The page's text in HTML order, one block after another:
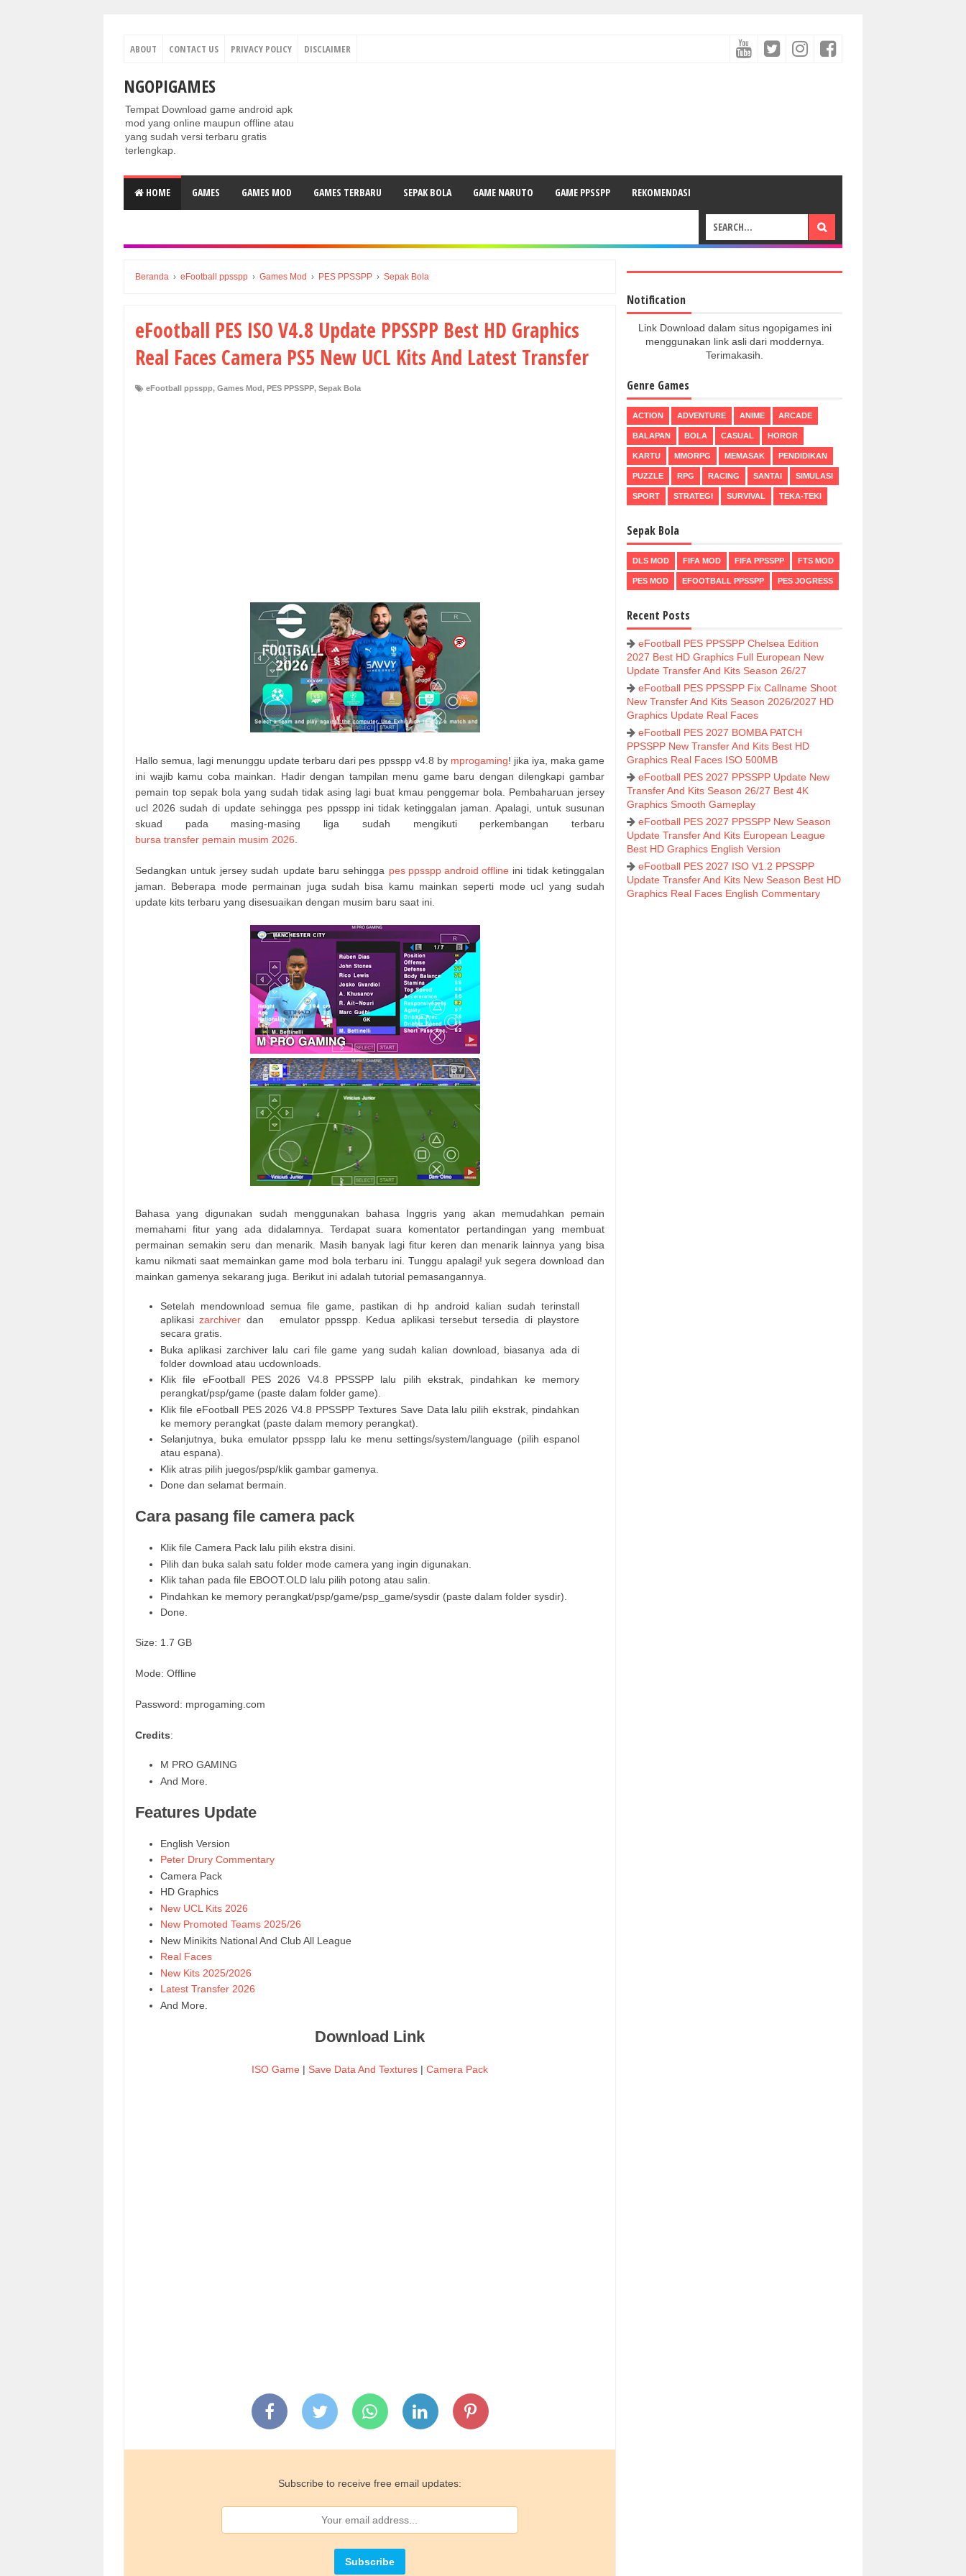
ABOUT CONTACT US PRIVACY POLICY DISCLAIMER
NGOPIGAMES
Tempat Download game android apk
mod yang online maupun offline atau
yang sudah versi terbaru gratis
terlengkap.
HOME GAMES GAMES MOD GAMES TERBARU SEPAK BOLA GAME NARUTO GAME PPSSPP REKOMENDASI
Beranda › eFootball ppsspp › Games Mod › PES PPSSPP › Sepak Bola
eFootball PES ISO V4.8 Update PPSSPP Best HD Graphics
Real Faces Camera PS5 New UCL Kits And Latest Transfer
eFootball ppsspp, Games Mod, PES PPSSPP, Sepak Bola
Hallo semua, lagi menunggu update terbaru dari pes ppsspp v4.8 by mprogaming! jika iya, maka game
ini wajib kamu coba mainkan. Hadir dengan tampilan menu game baru dengan dilengkapi gambar
pemain top sepak bola yang sudah tidak asing lagi buat kmau penggemar bola. Pembaharuan jersey
ucl 2026 sudah di update sehingga pes ppsspp ini tidak ketinggalan jaman. Apalagi, untuk susunan
skuad pada masing-masing liga sudah mengikuti perkembangan terbaru
bursa transfer pemain musim 2026
Sedangkan untuk jersey sudah update baru sehingga pes ppsspp android offlineini tidak ketinggalan
jaman. Beberapa mode permainan juga sudah bisa kamu mainkan seperti mode ucl yang sudah
update kits terbaru yang disesuaikan dengan musim baru saat ini.
Bahasa yang digunakan sudah menggunakan bahasa Inggris yang akan memudahkan pemain
memahami fitur yang ada didalamnya. Terdapat suara komentator pertandingan yang membuat
permainan semakin seru dan menarik. Masih banyak lagi fitur keren dan menarik lainnya yang bisa
kamu nikmati saat memainkan game mod bola terbaru ini. Tunggu apalagi! yuk segera download dan
mainkan gamenya sekarang juga. Berikut ini adalah tutorial pemasangannya.
Setelah mendownload semua file game, pastikan di hp android kalian sudah terinstall
aplikasizarchiver dan emulator ppsspp. Kedua aplikasi tersebut tersedia di playstore
secara gratis.
Buka aplikasi zarchiver lalu cari file game yang sudah kalian download, biasanya ada di
folder download atau ucdownloads.
Klik file eFootball PES 2026 V4.8 PPSSPP lalu pilih ekstrak, pindahkan ke memory
perangkat/psp/game (paste dalam folder game).
Klik file eFootball PES 2026 V4.8 PPSSPP Textures Save Data lalu pilih ekstrak, pindahkan
ke memory perangkat (paste dalam memory perangkat).
Selanjutnya, buka emulator ppsspp lalu ke menu settings/system/language (pilih espanol
atau espana).
Klik atras pilih juegos/psp/klik gambar gamenya.
Done dan selamat bermain.
Cara pasang file camera pack
Klik file Camera Pack lalu pilih ekstra disini.
Pilih dan buka salah satu folder mode camera yang ingin digunakan.
Klik tahan pada file EBOOT.OLD lalu pilih potong atau salin.
Pindahkan ke memory perangkat/psp/game/psp_game/sysdir (paste dalam folder sysdir).
Done.
Size: 1.7 GB
Mode: Offline
Password: mprogaming.com
Credits:
M PRO GAMING
And More.
Features Update
English Version
Peter Drury Commentary
Camera Pack
HD Graphics
New UCL Kits 2026
New Promoted Teams 2025/26
New Minikits National And Club All League
Real Faces
New Kits 2025/2026
Latest Transfer 2026
And More.
Download Link
ISO Game | Save Data And Textures | Camera Pack
Subscribe to receive free email updates:
Notification
Link Download dalam situs ngopigames ini
menggunakan link asli dari moddernya.
Terimakasih.
Genre Games
ACTION ADVENTURE ANIME ARCADE
BALAPAN BOLA CASUAL HOROR
KARTU MMORPG MEMASAK PENDIDIKAN
PUZZLE RPG RACING SANTAI SIMULASI
SPORT STRATEGI SURVIVAL TEKA-TEKI
Sepak Bola
DLS MOD FIFA MOD FIFA PPSSPP FTS MOD
PES MOD EFOOTBALL PPSSPP PES JOGRESS
Recent Posts
eFootball PES PPSSPP Chelsea Edition
2027 Best HD Graphics Full European New
Update Transfer And Kits Season 26/27
eFootball PES PPSSPP Fix Callname Shoot
New Transfer And Kits Season 2026/2027 HD
Graphics Update Real Faces
eFootball PES 2027 BOMBA PATCH
PPSSPP New Transfer And Kits Best HD
Graphics Real Faces ISO 500MB
eFootball PES 2027 PPSSPP Update New
Transfer And Kits Season 26/27 Best 4K
Graphics Smooth Gameplay
eFootball PES 2027 PPSSPP New Season
Update Transfer And Kits European League
Best HD Graphics English Version
eFootball PES 2027 ISO V1.2 PPSSPP
Update Transfer And Kits New Season Best HD
Graphics Real Faces English Commentary